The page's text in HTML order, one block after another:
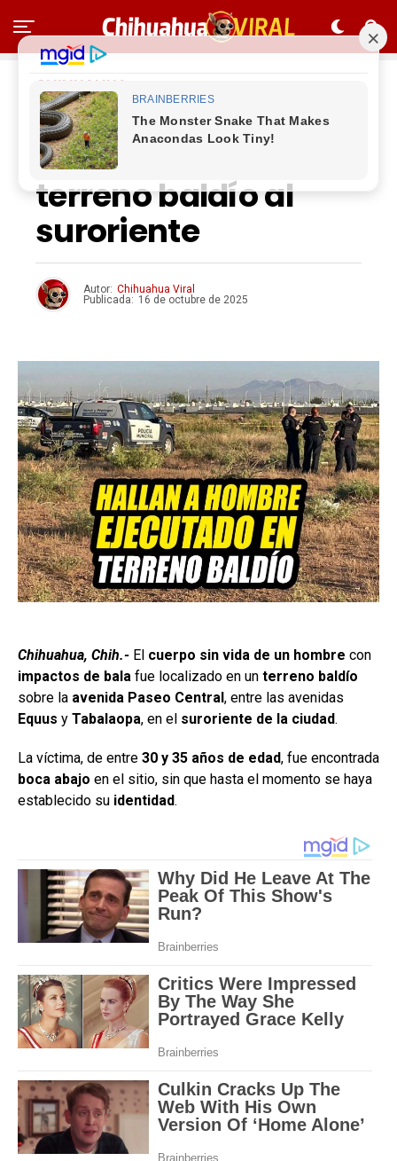
CHIHUAHUA
Localizan a hombre
ejecutado en
terreno baldío al
suroriente
Autor: Chihuahua Viral
Publicada: 16 de octubre de 2025
Chihuahua, Chih.- El cuerpo sin vida de un hombre con
impactos de bala fue localizado en un terreno baldío
sobre la avenida Paseo Central, entre las avenidas
Equus y Tabalaopa, en el suroriente de la ciudad.
La víctima, de entre 30 y 35 años de edad, fue encontrada
boca abajo en el sitio, sin que hasta el momento se haya
establecido su identidad.